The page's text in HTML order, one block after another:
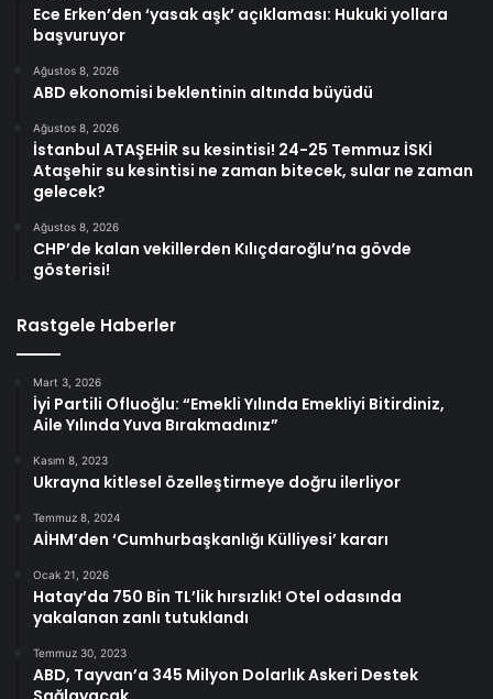
Ece Erken’den ‘yasak aşk’ açıklaması: Hukuki yollara
başvuruyor
Ağustos 8, 2026
ABD ekonomisi beklentinin altında büyüdü
Ağustos 8, 2026
İstanbul ATAŞEHİR su kesintisi! 24-25 Temmuz İSKİ
Ataşehir su kesintisi ne zaman bitecek, sular ne zaman
gelecek?
Ağustos 8, 2026
CHP’de kalan vekillerden Kılıçdaroğlu’na gövde
gösterisi!
Rastgele Haberler
Mart 3, 2026
İyi Partili Ofluoğlu: “Emekli Yılında Emekliyi Bitirdiniz,
Aile Yılında Yuva Bırakmadınız”
Kasım 8, 2023
Ukrayna kitlesel özelleştirmeye doğru ilerliyor
Temmuz 8, 2024
AİHM’den ‘Cumhurbaşkanlığı Külliyesi’ kararı
Ocak 21, 2026
Hatay’da 750 Bin TL’lik hırsızlık! Otel odasında
yakalanan zanlı tutuklandı
Temmuz 30, 2023
ABD, Tayvan’a 345 Milyon Dolarlık Askeri Destek